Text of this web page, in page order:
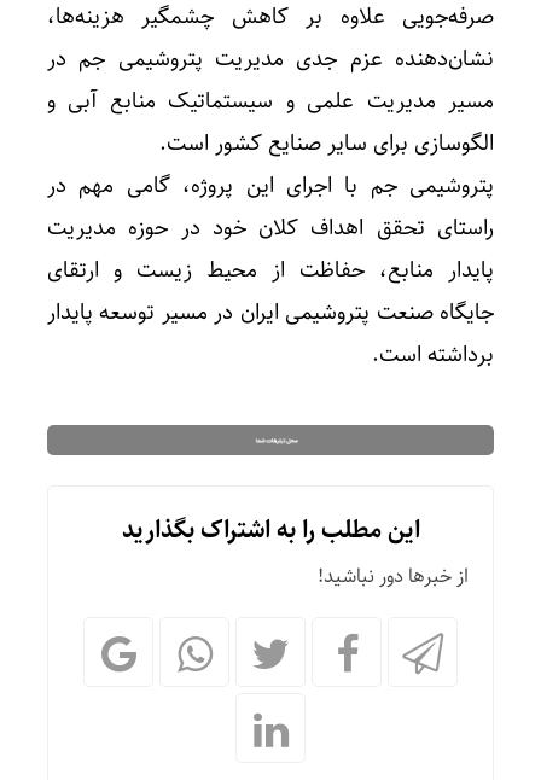
صرفه‌جویی علاوه بر کاهش چشمگیر هزینه‌ها،
نشان‌دهنده عزم جدی مدیریت پتروشیمی جم در
مسیر مدیریت علمی و سیستماتیک منابع آبی و
الگوسازی برای سایر صنایع کشور است.
پتروشیمی جم با اجرای این پروژه، گامی مهم در
راستای تحقق اهداف کلان خود در حوزه مدیریت
پایدار منابع، حفاظت از محیط زیست و ارتقای
جایگاه صنعت پتروشیمی ایران در مسیر توسعه پایدار
برداشته است.
این مطلب را به اشتراک بگذارید
از خبرها دور نباشید!